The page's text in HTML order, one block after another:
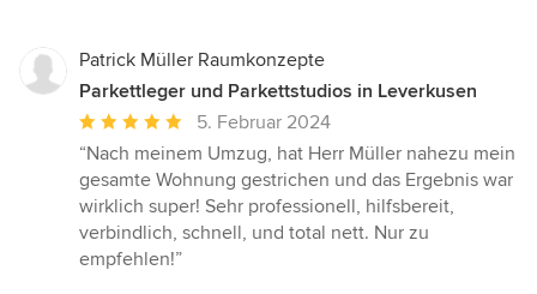
Patrick Müller Raumkonzepte
Parkettleger und Parkettstudios in Leverkusen
Durchschnittliche
Bewertung:
5
von
5
Sternen
5. Februar 2024
“Nach meinem Umzug, hat Herr Müller nahezu mein
gesamte Wohnung gestrichen und das Ergebnis war
wirklich super! Sehr professionell, hilfsbereit,
verbindlich, schnell, und total nett. Nur zu
empfehlen!”